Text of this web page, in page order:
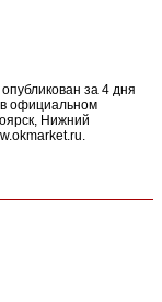
за 4 дня
в официальном
Нижний